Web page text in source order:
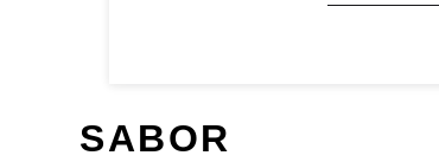
SABOR